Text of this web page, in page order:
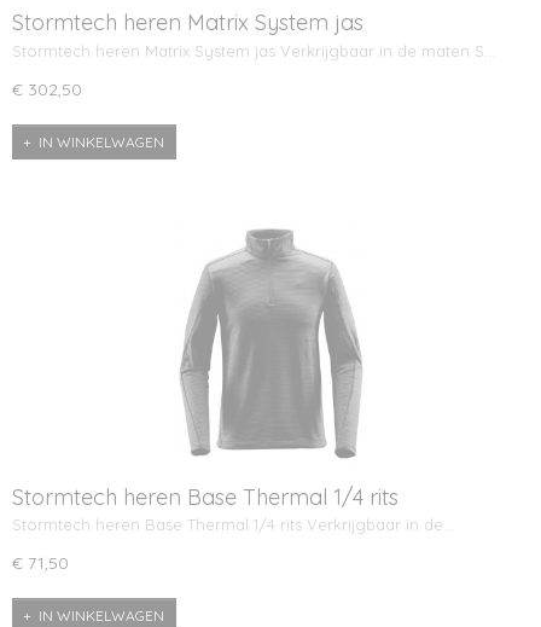
Stormtech heren Matrix System jas
Stormtech heren Matrix System jas Verkrijgbaar in de maten S…
€ 302,50
IN WINKELWAGEN
Stormtech heren Base Thermal 1/4 rits
Stormtech heren Base Thermal 1/4 rits Verkrijgbaar in de…
€ 71,50
IN WINKELWAGEN